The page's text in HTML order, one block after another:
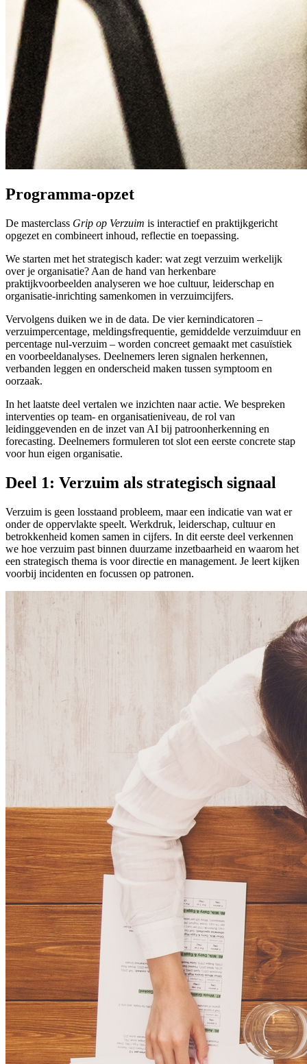
Programma-opzet
De masterclass Grip op Verzuim is interactief en praktijkgericht
opgezet en combineert inhoud, reflectie en toepassing.
We starten met het strategisch kader: wat zegt verzuim werkelijk
over je organisatie? Aan de hand van herkenbare
praktijkvoorbeelden analyseren we hoe cultuur, leiderschap en
organisatie-inrichting samenkomen in verzuimcijfers.
Vervolgens duiken we in de data. De vier kernindicatoren –
verzuimpercentage, meldingsfrequentie, gemiddelde verzuimduur en
percentage nul-verzuim – worden concreet gemaakt met casuïstiek
en voorbeeldanalyses. Deelnemers leren signalen herkennen,
verbanden leggen en onderscheid maken tussen symptoom en
oorzaak.
In het laatste deel vertalen we inzichten naar actie. We bespreken
interventies op team- en organisatieniveau, de rol van
leidinggevenden en de inzet van AI bij patroonherkenning en
forecasting. Deelnemers formuleren tot slot een eerste concrete stap
voor hun eigen organisatie.
Deel 1: Verzuim als strategisch signaal
Verzuim is geen losstaand probleem, maar een indicatie van wat er
onder de oppervlakte speelt. Werkdruk, leiderschap, cultuur en
betrokkenheid komen samen in cijfers. In dit eerste deel verkennen
we hoe verzuim past binnen duurzame inzetbaarheid en waarom het
een strategisch thema is voor directie en management. Je leert kijken
voorbij incidenten en focussen op patronen.